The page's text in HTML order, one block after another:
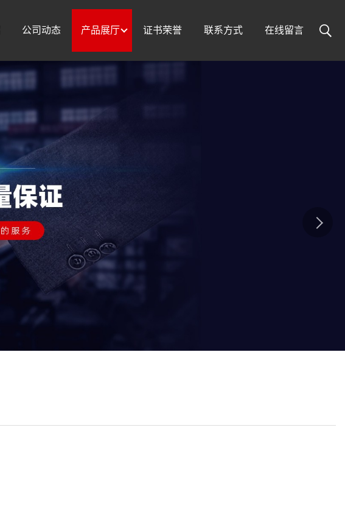
公司动态 产品展厅 证书荣誉 联系方式 在线留言